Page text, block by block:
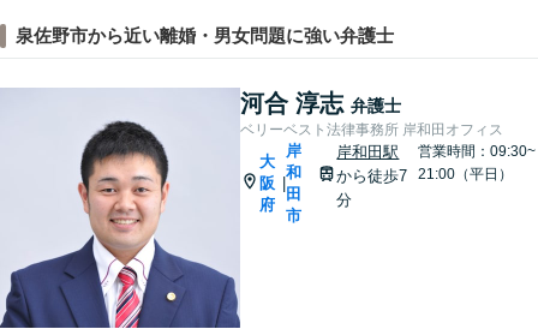
泉佐野市から近い離婚・男女問題に強い弁護士
河合 淳志 弁護士
ベリーベスト法律事務所 岸和田オフィス
大
阪
府
岸
和
田
市
岸和田駅
から徒歩7
分
営業時間：09:30~
21:00（平日）